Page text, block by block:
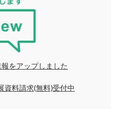
をアップしました
資料請求(無料)受付中